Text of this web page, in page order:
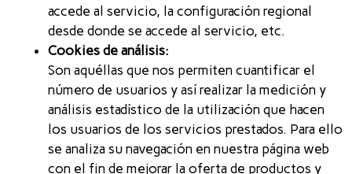
accede al servicio, la configuración regional
desde donde se accede al servicio, etc.
Cookies de análisis:
Son aquéllas que nos permiten cuantificar el
número de usuarios y así realizar la medición y
análisis estadístico de la utilización que hacen
los usuarios de los servicios prestados. Para ello
se analiza su navegación en nuestra página web
con el fin de mejorar la oferta de productos y